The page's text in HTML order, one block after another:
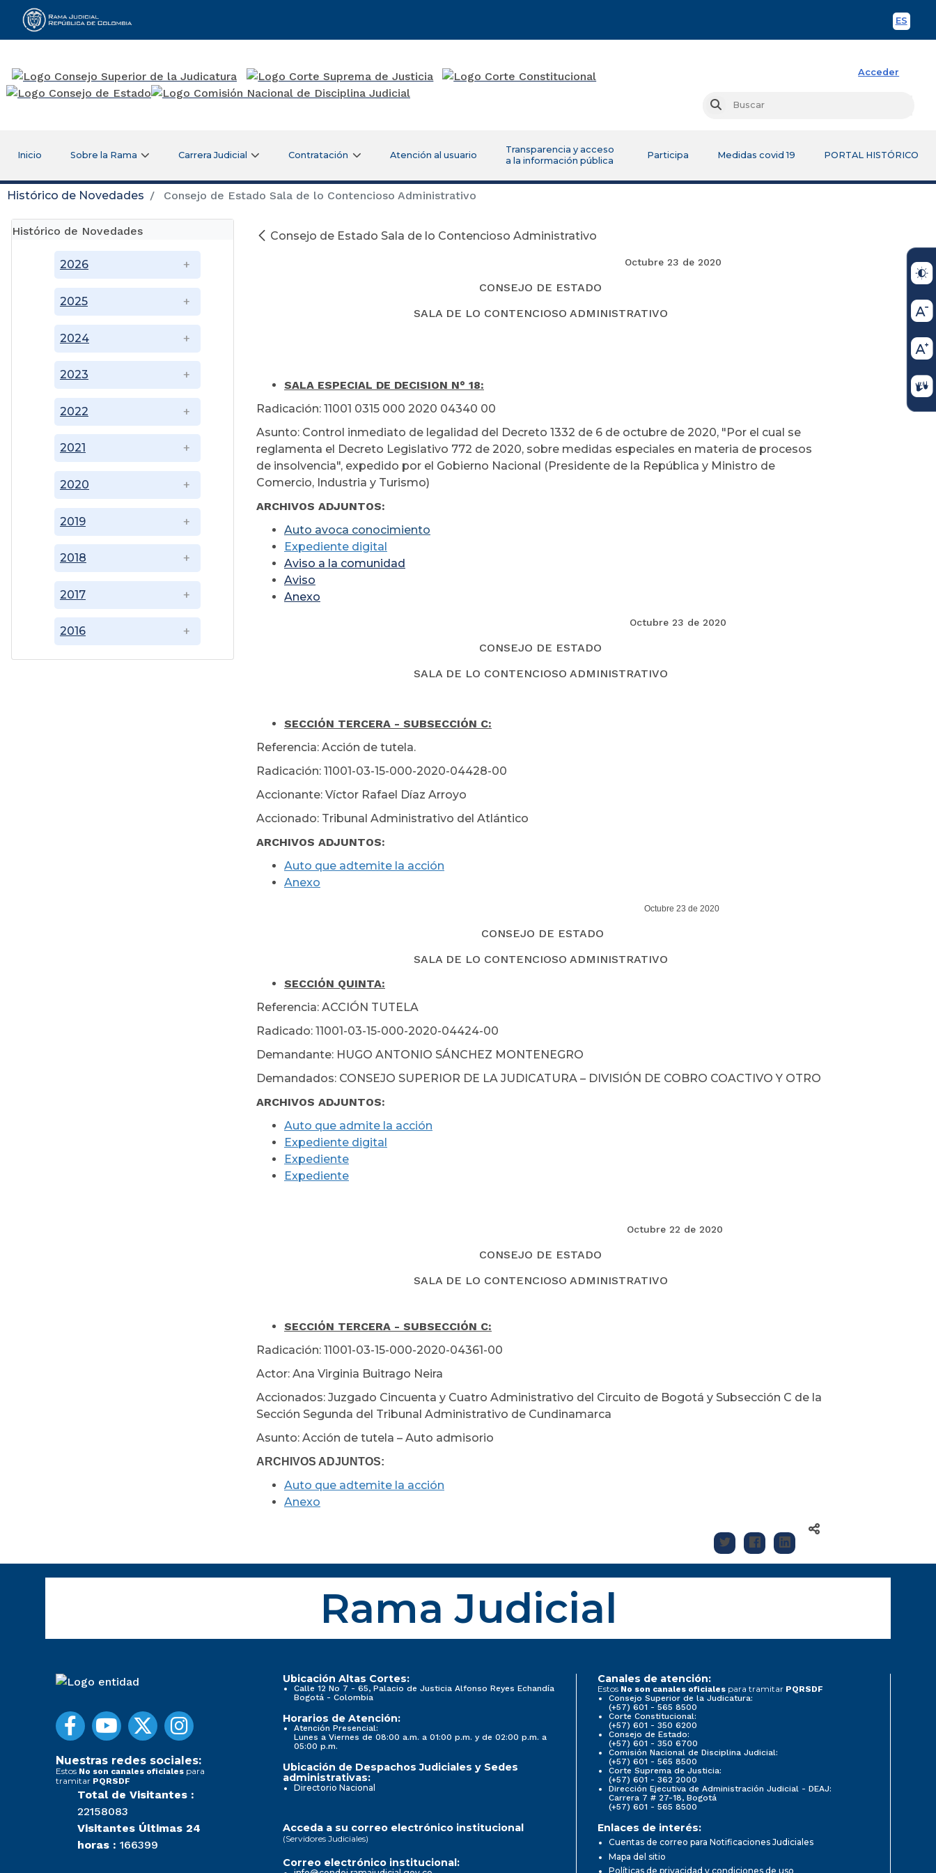
ES
Rama Judicial
Acceder
Buscar
Inicio Sobre la Rama Carrera Judicial Contratación Atención al usuario
Transparencia y acceso
a la información pública
Participa Medidas covid 19 PORTAL HISTÓRICO
Histórico de Novedades Consejo de Estado Sala de lo Contencioso Administrativo
Histórico de Novedades
2016
2017
2018
2019
2020
2021
2022
2023
2024
2025
2026
Consejo de Estado Sala de lo Contencioso Administrativo
Octubre 23 de 2020
CONSEJO DE ESTADO
SALA DE LO CONTENCIOSO ADMINISTRATIVO
SALA ESPECIAL DE DECISION N° 18:
Radicación: 11001 0315 000 2020 04340 00
Asunto: Control inmediato de legalidad del Decreto 1332 de 6 de octubre de 2020, "Por el cual se
reglamenta el Decreto Legislativo 772 de 2020, sobre medidas especiales en materia de procesos
de insolvencia", expedido por el Gobierno Nacional (Presidente de la República y Ministro de
Comercio, Industria y Turismo)
ARCHIVOS ADJUNTOS:
Auto avoca conocimiento
Expediente digital
Aviso a la comunidad
Aviso
Anexo
Octubre 23 de 2020
CONSEJO DE ESTADO
SALA DE LO CONTENCIOSO ADMINISTRATIVO
SECCIÓN TERCERA - SUBSECCIÓN C:
Referencia: Acción de tutela.
Radicación: 11001-03-15-000-2020-04428-00
Accionante: Víctor Rafael Díaz Arroyo
Accionado: Tribunal Administrativo del Atlántico
ARCHIVOS ADJUNTOS:
Auto que adtemite la acción
Anexo
Octubre 23 de 2020
CONSEJO DE ESTADO
SALA DE LO CONTENCIOSO ADMINISTRATIVO
SECCIÓN QUINTA:
Referencia: ACCIÓN TUTELA
Radicado: 11001-03-15-000-2020-04424-00
Demandante: HUGO ANTONIO SÁNCHEZ MONTENEGRO
Demandados: CONSEJO SUPERIOR DE LA JUDICATURA – DIVISIÓN DE COBRO COACTIVO Y OTRO
ARCHIVOS ADJUNTOS:
Auto que admite la acción
Expediente digital
Expediente
Expediente
Octubre 22 de 2020
CONSEJO DE ESTADO
SALA DE LO CONTENCIOSO ADMINISTRATIVO
SECCIÓN TERCERA - SUBSECCIÓN C:
Radicación: 11001-03-15-000-2020-04361-00
Actor: Ana Virginia Buitrago Neira
Accionados: Juzgado Cincuenta y Cuatro Administrativo del Circuito de Bogotá y Subsección C de la
Sección Segunda del Tribunal Administrativo de Cundinamarca
Asunto: Acción de tutela – Auto admisorio
ARCHIVOS ADJUNTOS:
Auto que adtemite la acción
Anexo
Rama Judicial
Nuestras redes sociales:
Estos No son canales oficiales para
tramitar PQRSDF
Total de Visitantes :
22158083
Visitantes Últimas 24
horas : 166399
Ubicación Altas Cortes:
Calle 12 No 7 - 65, Palacio de Justicia Alfonso Reyes Echandía
Bogotá - Colombia
Horarios de Atención:
Atención Presencial:
Lunes a Viernes de 08:00 a.m. a 01:00 p.m. y de 02:00 p.m. a
05:00 p.m.
Ubicación de Despachos Judiciales y Sedes
administrativas:
Directorio Nacional
Canales de atención:
Estos No son canales oficiales para tramitar PQRSDF
Consejo Superior de la Judicatura:
(+57) 601 - 565 8500
Corte Constitucional:
(+57) 601 - 350 6200
Consejo de Estado:
(+57) 601 - 350 6700
Comisión Nacional de Disciplina Judicial:
(+57) 601 - 565 8500
Corte Suprema de Justicia:
(+57) 601 - 362 2000
Dirección Ejecutiva de Administración Judicial - DEAJ:
Carrera 7 # 27-18, Bogotá
(+57) 601 - 565 8500
Acceda a su correo electrónico institucional
(Servidores Judiciales)
Correo electrónico institucional:
Enlaces de interés:
Cuentas de correo para Notificaciones Judiciales
Mapa del sitio
Políticas de privacidad y condiciones de uso